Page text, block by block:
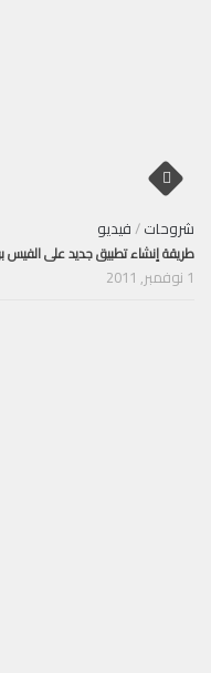
شروحات/فيديو
طريقة إنشاء تطبيق جديد على الفيس بوك